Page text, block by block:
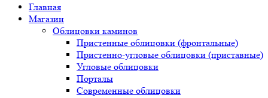
Главная
Магазин
Облицовки каминов
Пристенные облицовки (фронтальные)
Пристенно-угловые облицовки (приставные)
Угловые облицовки
Порталы
Современные облицовки